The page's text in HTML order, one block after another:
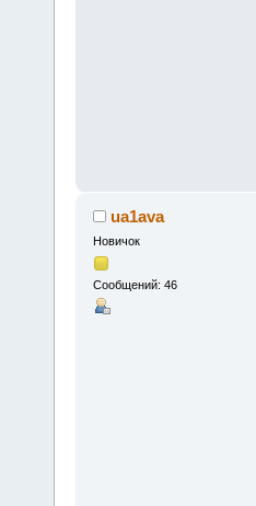
ua1ava
Новичок
Сообщений: 46